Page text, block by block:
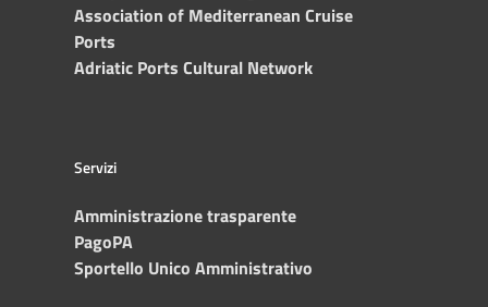
Association of Mediterranean Cruise
Ports
Adriatic Ports Cultural Network
Servizi
Amministrazione trasparente
PagoPA
Sportello Unico Amministrativo